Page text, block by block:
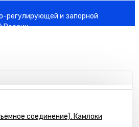
регулирующей и запорной
России
соединение). Камлоки